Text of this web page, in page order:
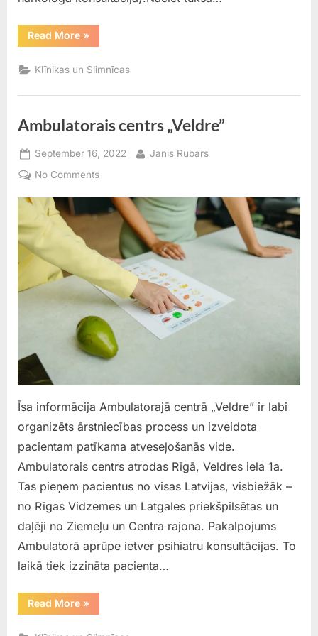
Read More“SIA
“Forvaters
»
Klīnikas un Slimnīcas
Ambulatorais centrs „Veldre”
Posted
on
September 16, 2022 By
Janis Rubars
No Commentson
centrs
„Veldre”
Īsa informācija Ambulatorajā centrā „Veldre” ir labi
organizēts ārstniecības process un izveidota
pacientam patīkama atveseļošanās vide.
Ambulatorais centrs atrodas Rīgā, Veldres iela 1a.
Tas pieņem pacientus no visas Latvijas, visbiežāk –
no Rīgas Vidzemes un Latgales priekšpilsētas un
daļēji no Ziemeļu un Centra rajona. Pakalpojums
Ambulatorā aprūpe ietver psihiatru konsultācijas. To
laikā tiek izzināta pacienta…
Read More“Ambulatorais
centrs
»